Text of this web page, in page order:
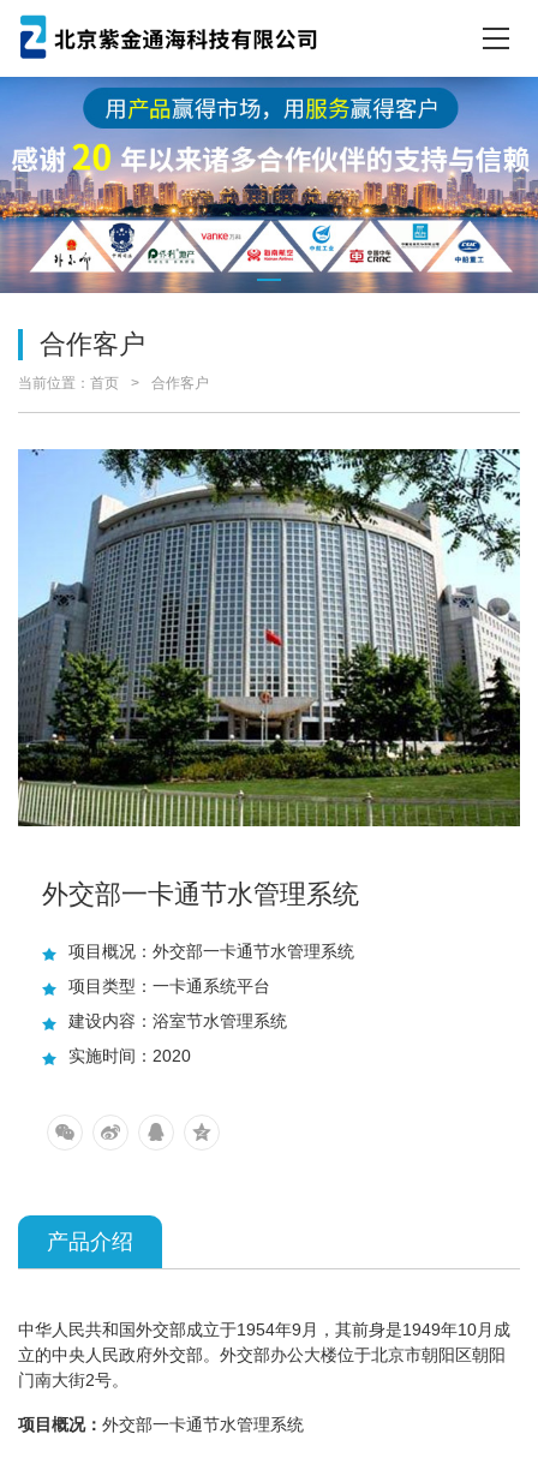
合作客户
当前位置： 首页 合作客户
外交部一卡通节水管理系统
项目概况：外交部一卡通节水管理系统
项目类型：一卡通系统平台
建设内容：浴室节水管理系统
实施时间：2020
产品介绍
中华人民共和国外交部成立于1954年9月，其前身是1949年10月成
立的中央人民政府外交部。外交部办公大楼位于北京市朝阳区朝阳
门南大街2号。
项目概况： 外交部一卡通节水管理系统